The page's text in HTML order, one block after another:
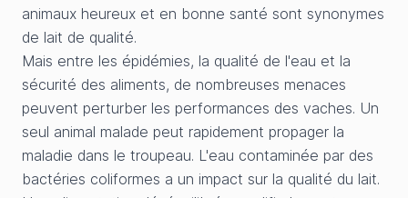
animaux heureux et en bonne santé sont synonymes
de lait de qualité.
Mais entre les épidémies, la qualité de l'eau et la
sécurité des aliments, de nombreuses menaces
peuvent perturber les performances des vaches. Un
seul animal malade peut rapidement propager la
maladie dans le troupeau. L'eau contaminée par des
bactéries coliformes a un impact sur la qualité du lait.